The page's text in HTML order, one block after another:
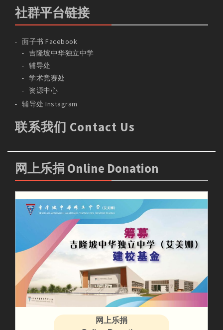
社群平台链接
面子书 Facebook
吉隆坡中华独立中学
辅导处
学术竞赛处
资源中心
辅导处 Instagram
联系我们 Contact Us
网上乐捐 Online Donation
网上乐捐